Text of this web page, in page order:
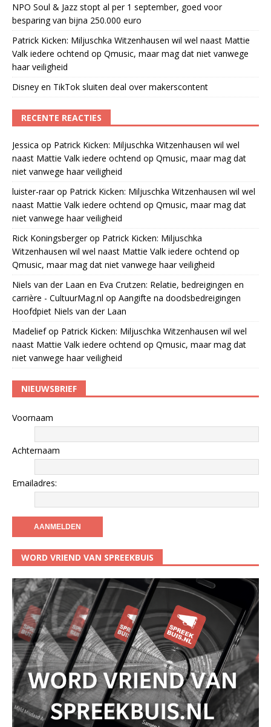
NPO Soul & Jazz stopt al per 1 september, goed voor
besparing van bijna 250.000 euro
Patrick Kicken: Miljuschka Witzenhausen wil wel naast Mattie
Valk iedere ochtend op Qmusic, maar mag dat niet vanwege
haar veiligheid
Disney en TikTok sluiten deal over makerscontent
RECENTE REACTIES
Jessica op Patrick Kicken: Miljuschka Witzenhausen wil wel
naast Mattie Valk iedere ochtend op Qmusic, maar mag dat
niet vanwege haar veiligheid
luister-raarop Patrick Kicken: Miljuschka Witzenhausen wil wel
naast Mattie Valk iedere ochtend op Qmusic, maar mag dat
niet vanwege haar veiligheid
Rick Koningsbergerop Patrick Kicken: Miljuschka
Witzenhausen wil wel naast Mattie Valk iedere ochtend op
Qmusic, maar mag dat niet vanwege haar veiligheid
Niels van der Laan en Eva Crutzen: Relatie, bedreigingen en
carrière - CultuurMag.nl op Aangifte na doodsbedreigingen
Hoofdpiet Niels van der Laan
Madeliefop Patrick Kicken: Miljuschka Witzenhausen wil wel
naast Mattie Valk iedere ochtend op Qmusic, maar mag dat
niet vanwege haar veiligheid
NIEUWSBRIEF
Voornaam
Achternaam
Emailadres:
WORD VRIEND VAN SPREEKBUIS